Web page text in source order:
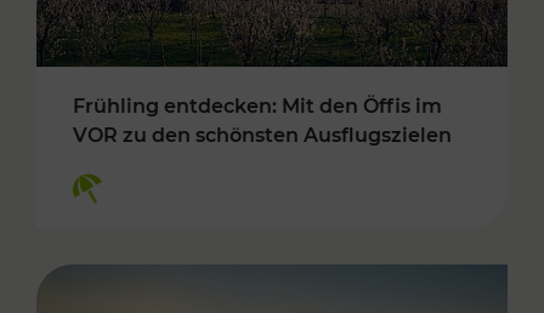
Frühling entdecken: Mit den Öffis im
VOR zu den schönsten Ausflugszielen